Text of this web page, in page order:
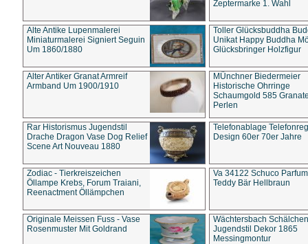
Zeptermarke 1. Wahl
Alte Antike Lupenmalerei
Miniaturmalerei Signiert Seguin
Um 1860/1880
Toller Glücksbuddha
Unikat Happy Buddha
Glücksbringer Holzfigur
Alter Antiker Granat Armreif
Armband Um 1900/1910
MÜnchner Biedermeier
Historische Ohrringe
Schaumgold 585
Perlen
Rar Historismus Jugendstil
Drache Dragon Vase Dog Relief
Scene Art Nouveau 1880
Telefonablage
Design 60er 70er Jahre
Zodiac - Tierkreiszeichen
Öllampe Krebs, Forum Traiani,
Reenactment Öllämpchen
Va 34122 Schuco
Teddy Bär Hellbraun
Originale Meissen Fuss - Vase
Rosenmuster Mit Goldrand
Wächtersbach Schälchen
Jugendstil Dekor 1865
Messingmontur